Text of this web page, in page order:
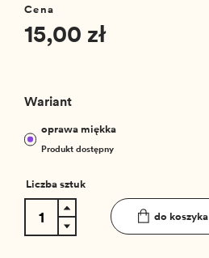
Cena
15,00 zł
Wariant
oprawa miękka
Produkt dostępny
Liczba sztuk
do koszyka